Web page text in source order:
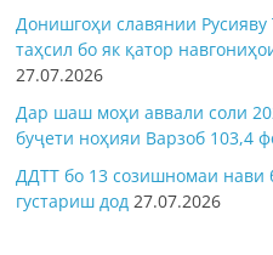
Донишгоҳи славянии
таҳсил бо як қатор
27.07.2026
Дар шаш моҳи аввали соли
буҷети ноҳияи Варзоб 103,4
ДДТТ бо 13 созишномаи нави
густариш дод 27.07.2026